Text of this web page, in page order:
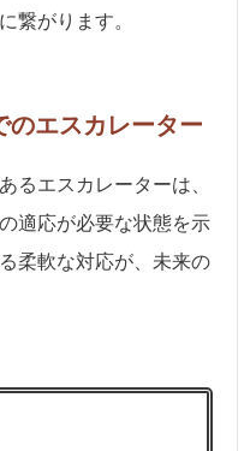
繋がります。
のエスカレーター
るエスカレーターは、
適応が必要な状態を示
柔軟な対応が、未来の